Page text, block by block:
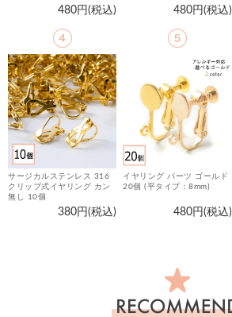
480円(税込) 480円(税込)
サージカルステンレス 316
クリップ式イヤリング カン
無し 10個
380円(税込)
イヤリング パーツ ゴールド
20個 (平タイプ：8mm)
480円(税込)
お
す